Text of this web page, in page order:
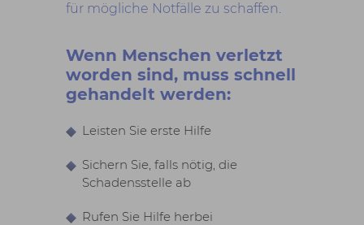
für mögliche Notfälle zu schaffen.
Wenn Menschen verletzt
worden sind, muss schnell
gehandelt werden:
Leisten Sie erste Hilfe
Sichern Sie, falls nötig, die
Schadensstelle ab
Rufen Sie Hilfe herbei